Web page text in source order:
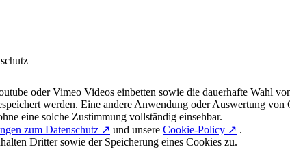
oder Vimeo Videos einbetten sowie die dauerhafte Wahl
werden. Eine andere Anwendung oder Auswertung
eine solche Zustimmung vollständig einsehbar.
zum Datenschutz ↗ und unsere Cookie-Policy ↗ .
Dritter sowie der Speicherung eines Cookies zu.